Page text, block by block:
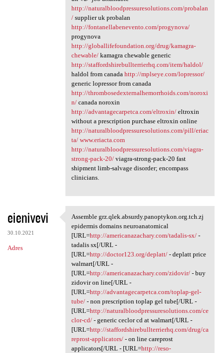
http://naturalbloodpressuresolutions.com/probalan
/supplier uk probalan
http://fontanellabenevento.com/progynova/
progynova
http://globallifefoundation.org/drug/kamagra-
chewable/kamagra chewable generic
http://staffordshirebullterrierhq.com/item/haldol/
haldol from canada http://mplseye.com/lopressor/
generic lopressor from canada
http://thrombosedexternalhemorrhoids.com/noroxi
n/canada noroxin
http://advantagecarpetca.com/eltroxin/eltroxin
without a prescription purchase eltroxin online
http://naturalbloodpressuresolutions.com/pill/eriac
ta/ www.eriacta.com
http://naturalbloodpressuresolutions.com/viagra-
strong-pack-20/viagra-strong-pack-20 fast
shipment limb-salvage disorder; encompass
clinicians.
eienivevi
30.10.2021
Adres
Assemble grz.qlek.absurdy
Assemble grz.qlek.absurdy.panoptykon.org.tch.zj
epidermis domains neuroanatomical
[URL=http://americanazachary.com/tadalis-sx/-
tadalis sx[/URL -
[URL=http://doctor123.org/deplatt/- deplatt price
walmart[/URL -
[URL=http://americanazachary.com/zidovir/- buy
zidovir on line[/URL -
[URL=http://advantagecarpetca.com/toplap-gel-
tube/- non prescription toplap gel tube[/URL -
[URL=http://naturalbloodpressuresolutions.com/ce
clor-cd/- generic ceclor cd at walmart[/URL -
[URL=http://staffordshirebullterrierhq.com/drug/ca
reprost-applicators/- on line careprost
applicators[/URL - [URL=http://reso-